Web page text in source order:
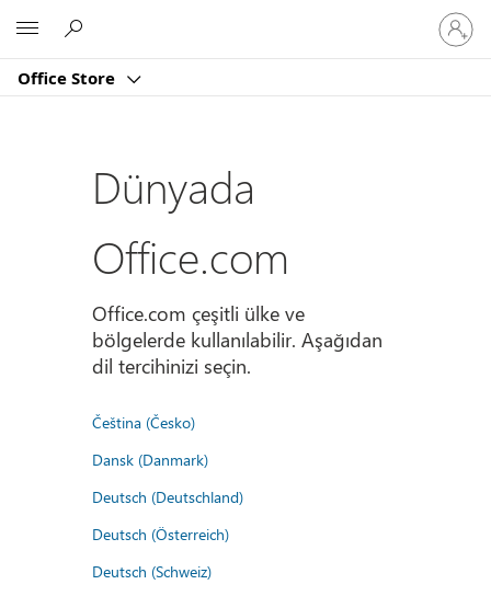
Office Store
oturum
açın
Dünyada
Office.com
Office.com çeşitli ülke ve
bölgelerde kullanılabilir. Aşağıdan
dil tercihinizi seçin.
Čeština (Česko)
Dansk (Danmark)
Deutsch (Deutschland)
Deutsch (Österreich)
Deutsch (Schweiz)